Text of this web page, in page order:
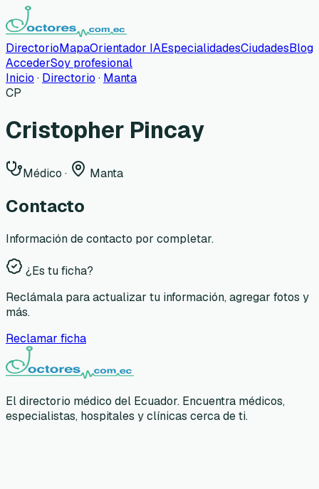
DirectorioMapaOrientador IAEspecialidadesCiudadesBlog
AccederSoy profesional
Inicio · Directorio · Manta
CP
Cristopher Pincay
Médico · Manta
Contacto
Información de contacto por completar.
¿Es tu ficha?
Reclámala para actualizar tu información, agregar fotos y
más.
Reclamar ficha
El directorio médico del Ecuador. Encuentra médicos,
especialistas, hospitales y clínicas cerca de ti.